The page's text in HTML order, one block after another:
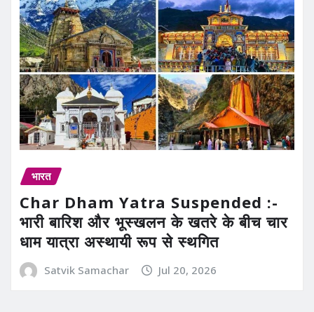
भारत
Char Dham Yatra Suspended :-
भारी बारिश और भूस्खलन के खतरे के बीच चार
धाम यात्रा अस्थायी रूप से स्थगित
Satvik Samachar Jul 20, 2026